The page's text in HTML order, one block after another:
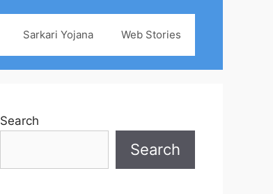
Sarkari Yojana Web Stories
Search
Search